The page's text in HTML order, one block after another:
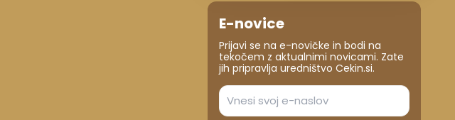
E-novice
Prijavi se na e-novičke in bodi na
tekočem z aktualnimi novicami. Zate
jih pripravlja uredništvo Cekin.si.